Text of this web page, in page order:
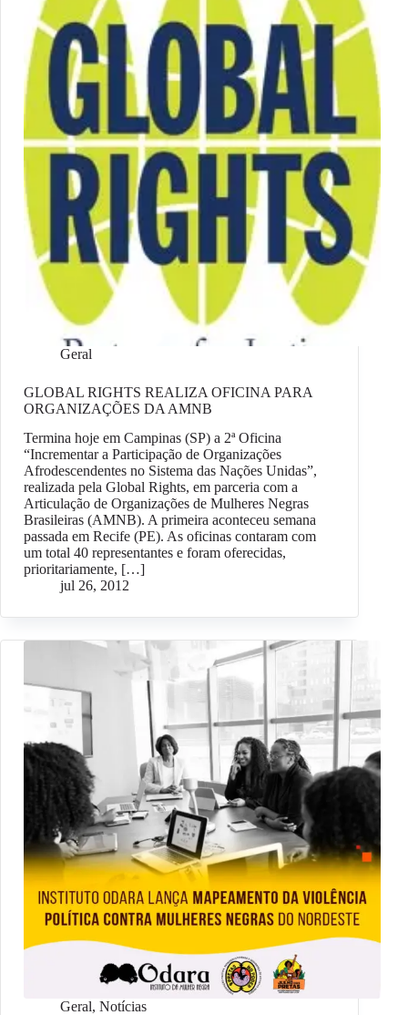
Geral
GLOBAL RIGHTS REALIZA OFICINA PARA
ORGANIZAÇÕES DA AMNB
Termina hoje em Campinas (SP) a 2ª Oficina
“Incrementar a Participação de Organizações
Afrodescendentes no Sistema das Nações Unidas”,
realizada pela Global Rights, em parceria com a
Articulação de Organizações de Mulheres Negras
Brasileiras (AMNB). A primeira aconteceu semana
passada em Recife (PE). As oficinas contaram com
um total 40 representantes e foram oferecidas,
prioritariamente, […]
jul 26, 2012
Geral, Notícias